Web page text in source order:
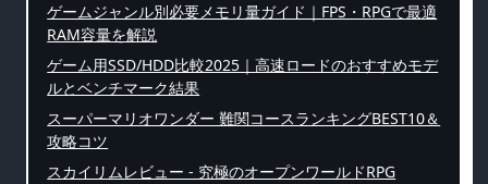
ゲームジャンル別必要メモリ量ガイド｜FPS・RPGで最適
RAM容量を解説
ゲーム用SSD/HDD比較2025｜高速ロードのおすすめモデ
ルとベンチマーク結果
スーパーマリオワンダー 難関コースランキングBEST10＆
攻略コツ
スカイリムレビュー - 究極のオープンワールドRPG